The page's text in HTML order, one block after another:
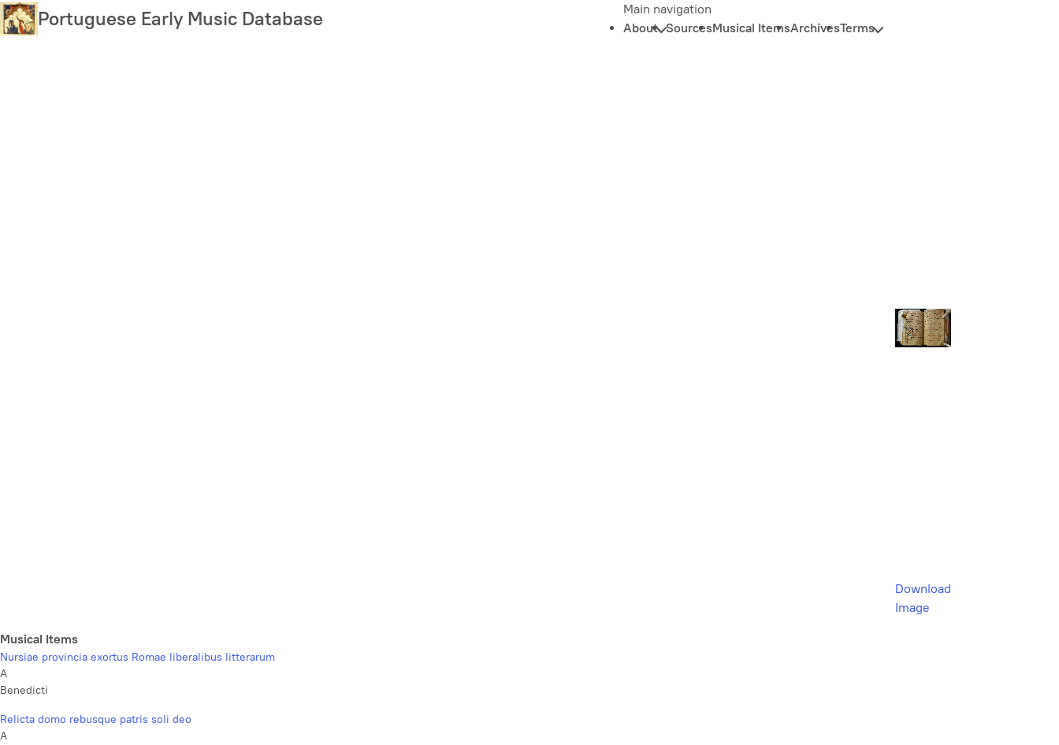
Skip
to
Portuguese Early Music Database
Main navigation
About SourcesMusical ItemsArchivesTerms
Download
Image
Musical Items
Nursiae provincia exortus Romae liberalibus litterarum
A
Benedicti
Relicta domo rebusque patris soli deo
A